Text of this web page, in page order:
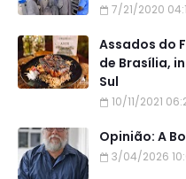
7/21/2020
Assados do
de Brasília,
Sul
10/11/2021
Opinião: A
3/04/2026